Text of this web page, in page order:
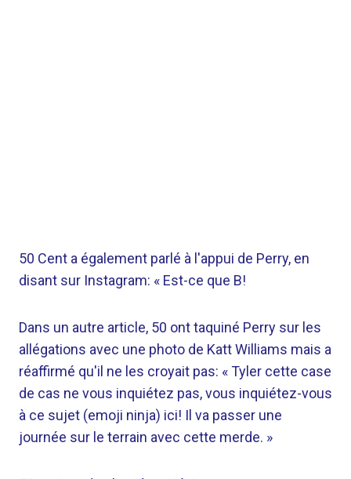
50 Cent a également parlé à l'appui de Perry, en
disant sur Instagram: « Est-ce que B!
Dans un autre article, 50 ont taquiné Perry sur les
allégations avec une photo de Katt Williams mais a
réaffirmé qu'il ne les croyait pas: « Tyler cette case
de cas ne vous inquiétez pas, vous inquiétez-vous
à ce sujet (emoji ninja) ici! Il va passer une
journée sur le terrain avec cette merde. »